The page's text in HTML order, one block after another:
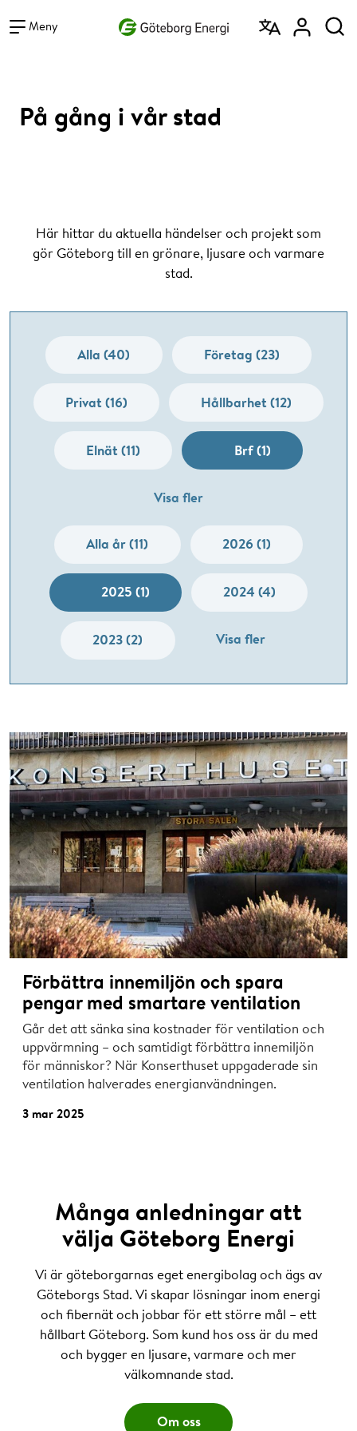
Meny
På gång i vår stad
Här hittar du aktuella händelser och projekt som
gör Göteborg till en grönare, ljusare och varmare
stad.
Alla (40) Företag (23)
Privat (16) Hållbarhet (12)
Elnät (11) Brf (1)
Visa fler
Alla år (11) 2026 (1)
2025 (1) 2024 (4)
2023 (2) Visa fler
Förbättra innemiljön och spara
pengar med smartare ventilation
Går det att sänka sina kostnader för ventilation och
uppvärmning – och samtidigt förbättra innemiljön
för människor? När Konserthuset uppgaderade sin
ventilation halverades energianvändningen.
3 mar 2025
Många anledningar att
välja Göteborg Energi
Vi är göteborgarnas eget energibolag och ägs av
Göteborgs Stad. Vi skapar lösningar inom energi
och fibernät och jobbar för ett större mål – ett
hållbart Göteborg. Som kund hos oss är du med
och bygger en ljusare, varmare och mer
välkomnande stad.
Om oss